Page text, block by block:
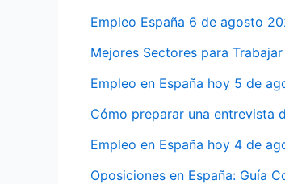
Empleo España 6 de agosto
Mejores Sectores para
Empleo en España hoy 5 de
Cómo preparar una entrevista
Empleo en España hoy 4 de
Oposiciones en España: Guía